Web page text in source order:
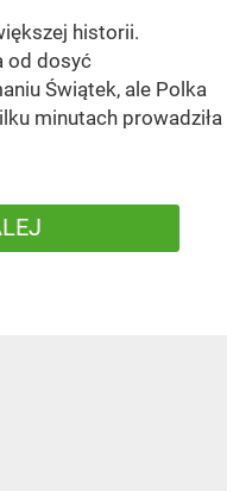
historii.
od dosyć
Świątek, ale Polka
minutach prowadziła